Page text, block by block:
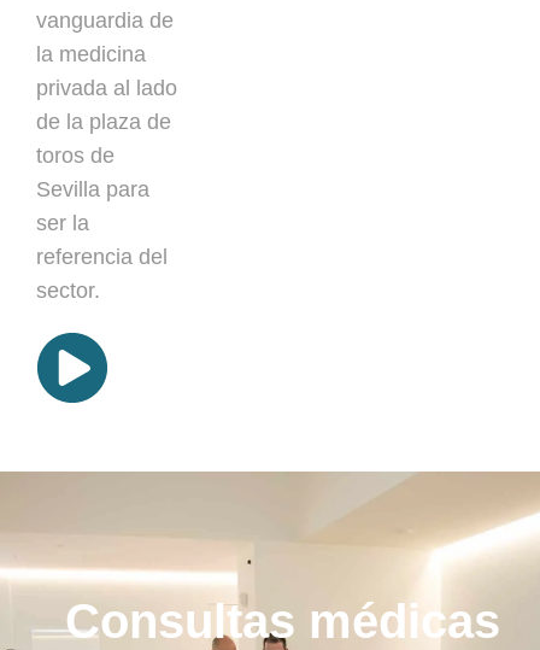
vanguardia de
la medicina
privada al lado
de la plaza de
toros de
Sevilla para
ser la
referencia del
sector.
Consultas médicas